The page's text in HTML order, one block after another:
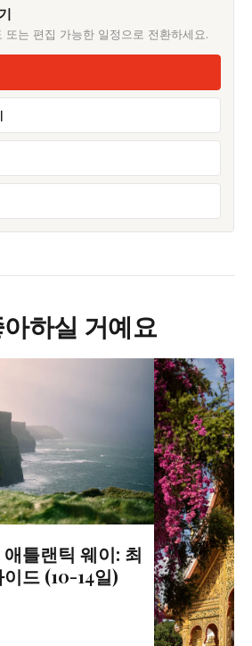
또는 편집 가능한 일정으로 전환하세요.
하실 거예요
틀랜틱 웨이: 최
드 (10-14일)